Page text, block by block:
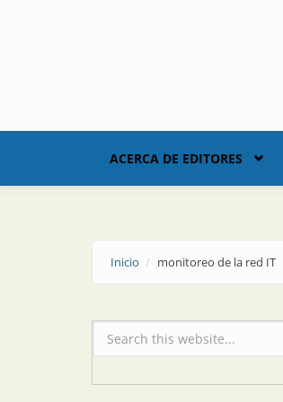
ACERCA DE EDITORES
Inicio monitoreo de la red IT
Formulario de búsqueda